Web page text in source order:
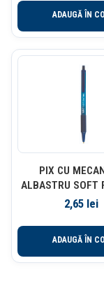
ADAUGĂ ÎN
PIX CU
ALBASTRU SOFT
2,65 lei
ADAUGĂ ÎN